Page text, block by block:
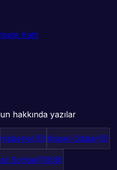
Katıl
hakkında yazılar
Haberler(0) Kişisel Odalar(0)
Sohbet(1058)